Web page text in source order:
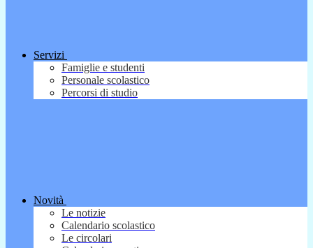
Servizi
Famiglie e studenti
Personale scolastico
Percorsi di studio
Novità
Le notizie
Calendario scolastico
Le circolari